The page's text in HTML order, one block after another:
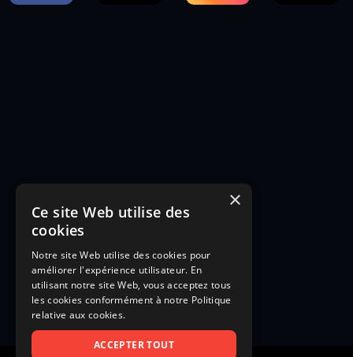
×
Ce site Web utilise des
cookies
Notre site Web utilise des cookies pour
améliorer l'expérience utilisateur. En
utilisant notre site Web, vous acceptez tous
les cookies conformément à notre Politique
relative aux cookies.
ACCEPTER TOUT